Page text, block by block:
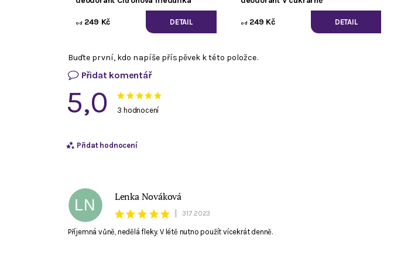
od 249 Kč DETAIL od 249 Kč DETAIL
Buďte první, kdo napíše příspěvek k této položce.
Přidat komentář
5,0 3 hodnocení
Přidat hodnocení
LN
Lenka Nováková
| 31.7.2023
Příjemná vůně, nedělá fleky. V létě nutno použít vícekrát denně.